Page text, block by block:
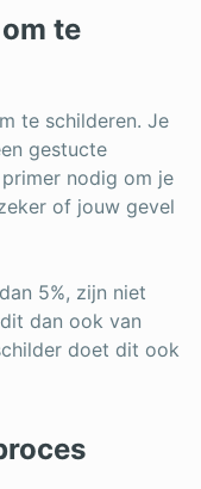
te
te schilderen. Je
gestucte
nodig om je
of jouw gevel
5%, zijn niet
dan ook van
doet dit ook